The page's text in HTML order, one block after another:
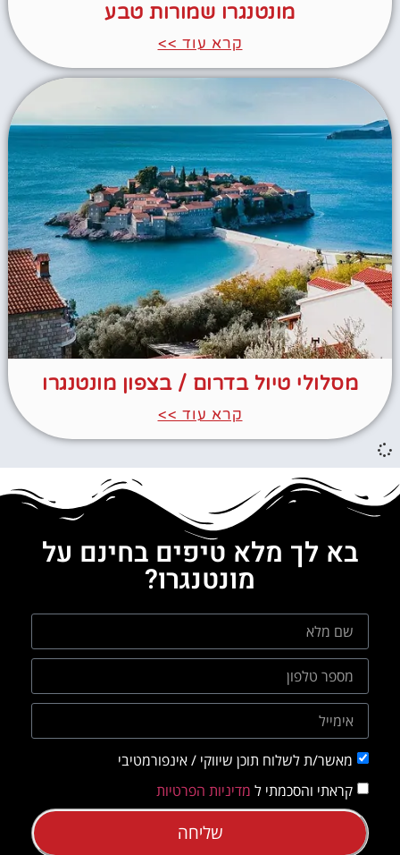
מונטנגרו שמורות טבע
קרא עוד >>
מסלולי טיול בדרום / בצפון מונטנגרו
קרא עוד >>
בא לך מלא טיפים בחינם על
מונטנגרו?
מאשר/ת לשלוח תוכן שיווקי / אינפורמטיבי
קראתי והסכמתי ל מדיניות הפרטיות
שליחה